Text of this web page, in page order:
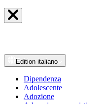
Edition italiano
Dipendenza
Adolescente
Adozione